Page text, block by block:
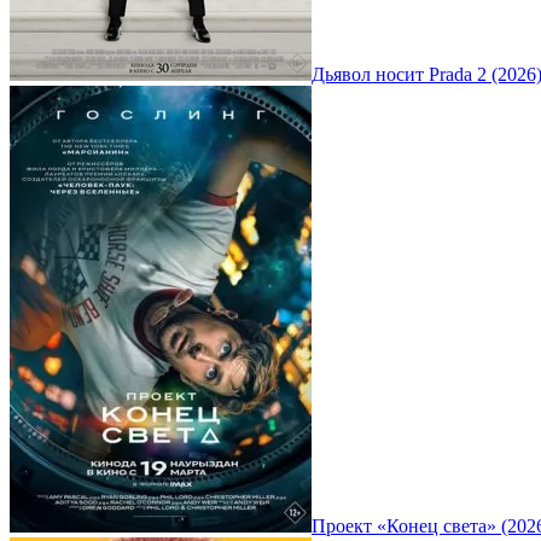
Дьявол носит Prada 2 (2026)
Проект «Конец света»